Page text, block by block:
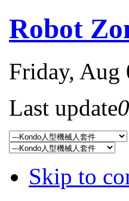
Robot
Friday, Aug
Last update
Skip to